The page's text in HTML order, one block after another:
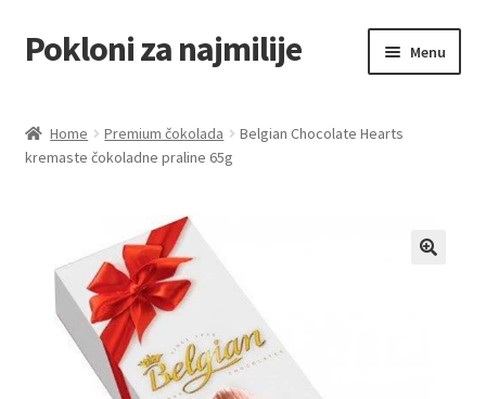
Skip
to
Skip
to
Pokloni za najmilije Menu
Akcija za dan zaljubljenih
Blog
Čaj i kafa
Home Premium čokolada
Belgian Chocolate Hearts
kremaste čokoladne praline 65g